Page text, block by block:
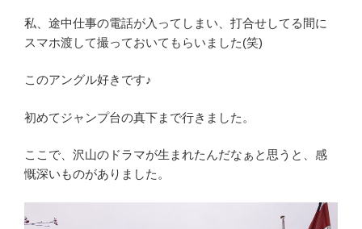
私、途中仕事の電話が入ってしまい、打合せしてる間に
スマホ渡して撮っておいてもらいました(笑)
このアングル好きです♪
初めてジャンプ台の真下まで行きました。
ここで、沢山のドラマが生まれたんだなぁと思うと、感
慨深いものがありました。